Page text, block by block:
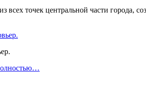
точек центральной части города,